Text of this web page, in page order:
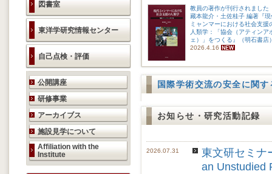
図書室
東洋学研究情報センター
自己点検・評価
研究活動のご案内
公開講座
研修事業
アーカイブス
施設見学について
Affiliation with the
Institute
教員の著作が刊行されました
藏本龍介・土佐桂子 編著『現
ミャンマーにおける社会支援
人類学：「協会（アティンア
ェ）」をつくる』（明石書店
2026.4.16
国際学術交流の安全に関
お知らせ・研究活動記録
2026.07.31
東文研セミナ
an Unstudied